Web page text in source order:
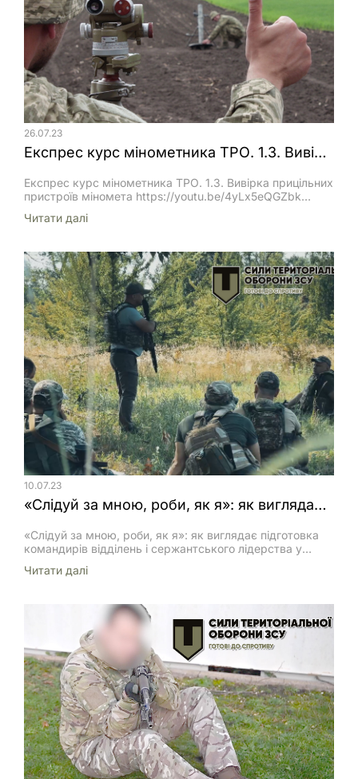
26.07.23
Експрес курс мінометника ТРО. 1.3. Вивірка прицільних пристроїв міномета
Експрес курс мінометника ТРО. 1.3. Вивірка прицільних
пристроїв міномета https://youtu.be/4yLx5eQGZbk
перевірку нульової лінії прицілювання і нульових
прицілу необхідно: Відгоризонтувати міномет по
поперечному рівню прицілу; Встановити контрольний
квадрант уздовж білої лінії ствола міномета (якщо є
спеціальна вивірочна площадка біля обойми лафета […]
Читати далi
10.07.23
«Слідуй за мною, роби, як я»: як виглядає підготовка командирів відділень і сержантського лідерства у Силах ТРО
«Слідуй за мною, роби, як я»: як виглядає підготовка
командирів відділень і сержантського лідерства у
підготовки сержантського складу на базі 150-го
сотня військовослужбовців розпочала навчання на
черговому курсі підготовки командирів відділень і
сержантського лідерства. Слухачі – сержанти з різних
підрозділів Сил територіальної оборони […]
Читати далi